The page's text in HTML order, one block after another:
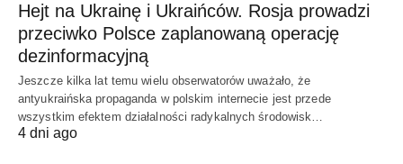
Hejt na Ukrainę i Ukraińców. Rosja prowadzi
przeciwko Polsce zaplanowaną operację
dezinformacyjną
Jeszcze kilka lat temu wielu obserwatorów uważało, że
antyukraińska propaganda w polskim internecie jest przede
wszystkim efektem działalności radykalnych środowisk…
4 dni ago